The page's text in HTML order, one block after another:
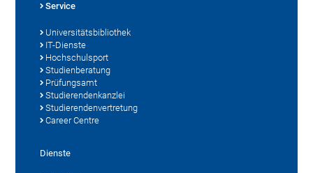
Service
Universitätsbibliothek
IT-Dienste
Hochschulsport
Studienberatung
Prüfungsamt
Studierendenkanzlei
Studierendenvertretung
Career Centre
Dienste